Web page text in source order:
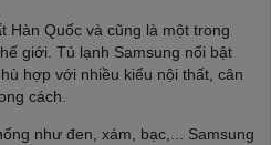
Hàn Quốc và cũng là một trong
giới. Tủ lạnh Samsung nổi bật
hợp với nhiều kiểu nội thất, cân
cách.
như đen, xám, bạc,... Samsung